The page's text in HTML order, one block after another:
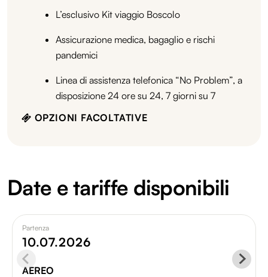
L’esclusivo Kit viaggio Boscolo
Assicurazione medica, bagaglio e rischi
pandemici
Linea di assistenza telefonica “No Problem”, a
disposizione 24 ore su 24, 7 giorni su 7
OPZIONI FACOLTATIVE
Date e tariffe disponibili
Partenza
10.07.2026
AEREO